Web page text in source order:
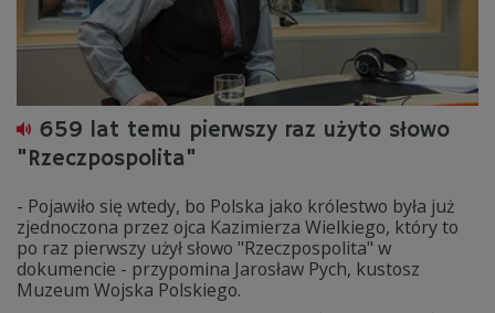
659 lat temu pierwszy raz użyto słowo
"Rzeczpospolita"
- Pojawiło się wtedy, bo Polska jako królestwo była już
zjednoczona przez ojca Kazimierza Wielkiego, który to
po raz pierwszy użył słowo "Rzeczpospolita" w
dokumencie - przypomina Jarosław Pych, kustosz
Muzeum Wojska Polskiego.